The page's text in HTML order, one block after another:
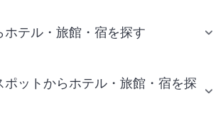
ホテル・旅館・宿を探す
ポットからホテル・旅館・宿を探